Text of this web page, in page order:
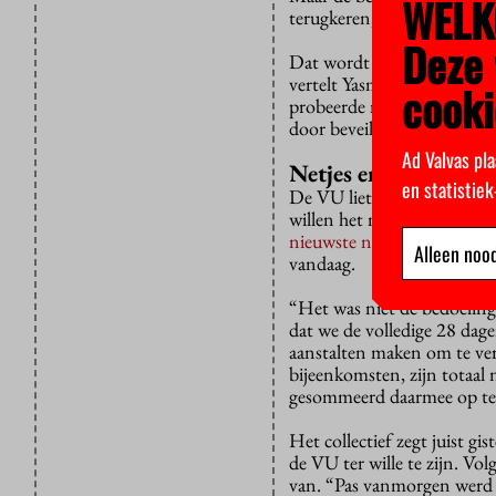
terugkeren, zegt Agterhof.
Dat wordt door het
vertelt Yasmine van het
probeerde me toen van de
door beveiligers.”
Netjes en redelijk
De VU liet het collectief
willen het netjes en
nieuwste nummer van
vandaag.
“Het was niet de
dat we de volledige 28
aanstalten maken om te
bijeenkomsten, zijn totaal
gesommeerd daarmee op
Het collectief zegt juist
de VU ter wille te zijn.
van. “Pas vanmorgen
Ad Valvas
en
Alleen